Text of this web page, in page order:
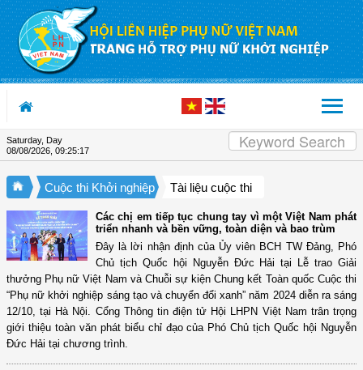
Skip to Content
Saturday, Day
08/08/2026 09:25:18
Cuộc thi Khởi nghiệp Tài liệu cuộc thi
Các chị em tiếp tục chung tay vì một Việt Nam phát
triển nhanh và bền vững, toàn diện và bao trùm
Đây là lời nhận định của Ủy viên BCH TW Đảng, Phó
Chủ tịch Quốc hội Nguyễn Đức Hải tại Lễ trao Giải
thưởng Phụ nữ Việt Nam và Chuỗi sự kiện Chung kết Toàn quốc Cuộc thi
“Phụ nữ khởi nghiệp sáng tạo và chuyển đổi xanh” năm 2024 diễn ra sáng
12/10, tại Hà Nội. Cổng Thông tin điện tử Hội LHPN Việt Nam trân trọng
giới thiệu toàn văn phát biểu chỉ đạo của Phó Chủ tịch Quốc hội Nguyễn
Đức Hải tại chương trình.